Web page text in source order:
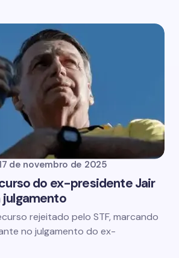
de novembro de 2025
do ex-presidente Jair
julgamento
rejeitado pelo STF, marcando
no julgamento do ex-